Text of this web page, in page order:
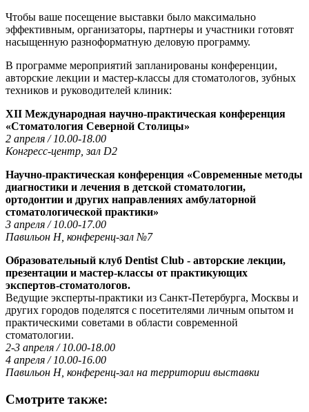
Чтобы ваше посещение выставки было максимально
эффективным, организаторы, партнеры и участники готовят
насыщенную разноформатную деловую программу.
В программе мероприятий запланированы конференции,
авторские лекции и мастер-классы для стоматологов, зубных
техников и руководителей клиник:
ХII Международная научно-практическая конференция
«Стоматология Северной Столицы»
2 апреля / 10.00-18.00
Конгресс-центр, зал D2
Научно-практическая конференция «Современные методы
диагностики и лечения в детской стоматологии,
ортодонтии и других направлениях амбулаторной
стоматологической практики»
3 апреля / 10.00-17.00
Павильон Н, конференц-зал №7
Образовательный клуб Dentist Club - авторские лекции,
презентации и мастер-классы от практикующих
экспертов-стоматологов.
Ведущие эксперты-практики из Санкт-Петербурга, Москвы и
других городов поделятся с посетителями личным опытом и
практическими советами в области современной
стоматологии.
2-3 апреля / 10.00-18.00
4 апреля / 10.00-16.00
Павильон Н, конференц-зал на территории выставки
Смотрите также: